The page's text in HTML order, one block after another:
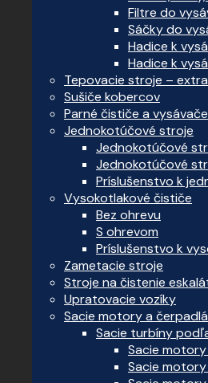
Filtre do
Sáčky do
Hadice k
Hadice k
Tepovacie stroje –
Sušiče kobercov
Parné čističe a vysávače
Jednokotúčové stroje
Jednokotúčové
Jednokotúčové
Príslušenstvo k
Vysokotlakové čističe
Bez ohrevu
S ohrevom
Príslušenstvo k
Zametacie stroje
Stroje na čistenie
Upratovacie vozíky
Sacie motory a čerpadlá
Sacie turbíny
Sacie
Sacie motory